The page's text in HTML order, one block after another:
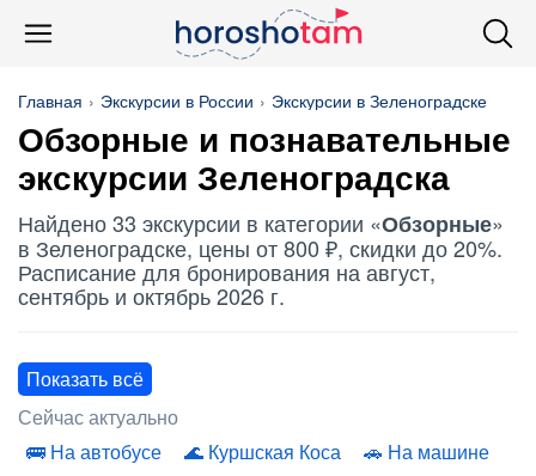
Главная Экскурсии в России Экскурсии в Зеленоградске
Обзорные и познавательные
экскурсии Зеленоградска
Найдено 33 экскурсии в категории «Обзорные»
в Зеленоградске, цены от 800 ₽, скидки до 20%.
Расписание для бронирования на август,
сентябрь и октябрь 2026 г.
Показать всё
Сейчас актуально
На автобусе
Куршская Коса
На машине